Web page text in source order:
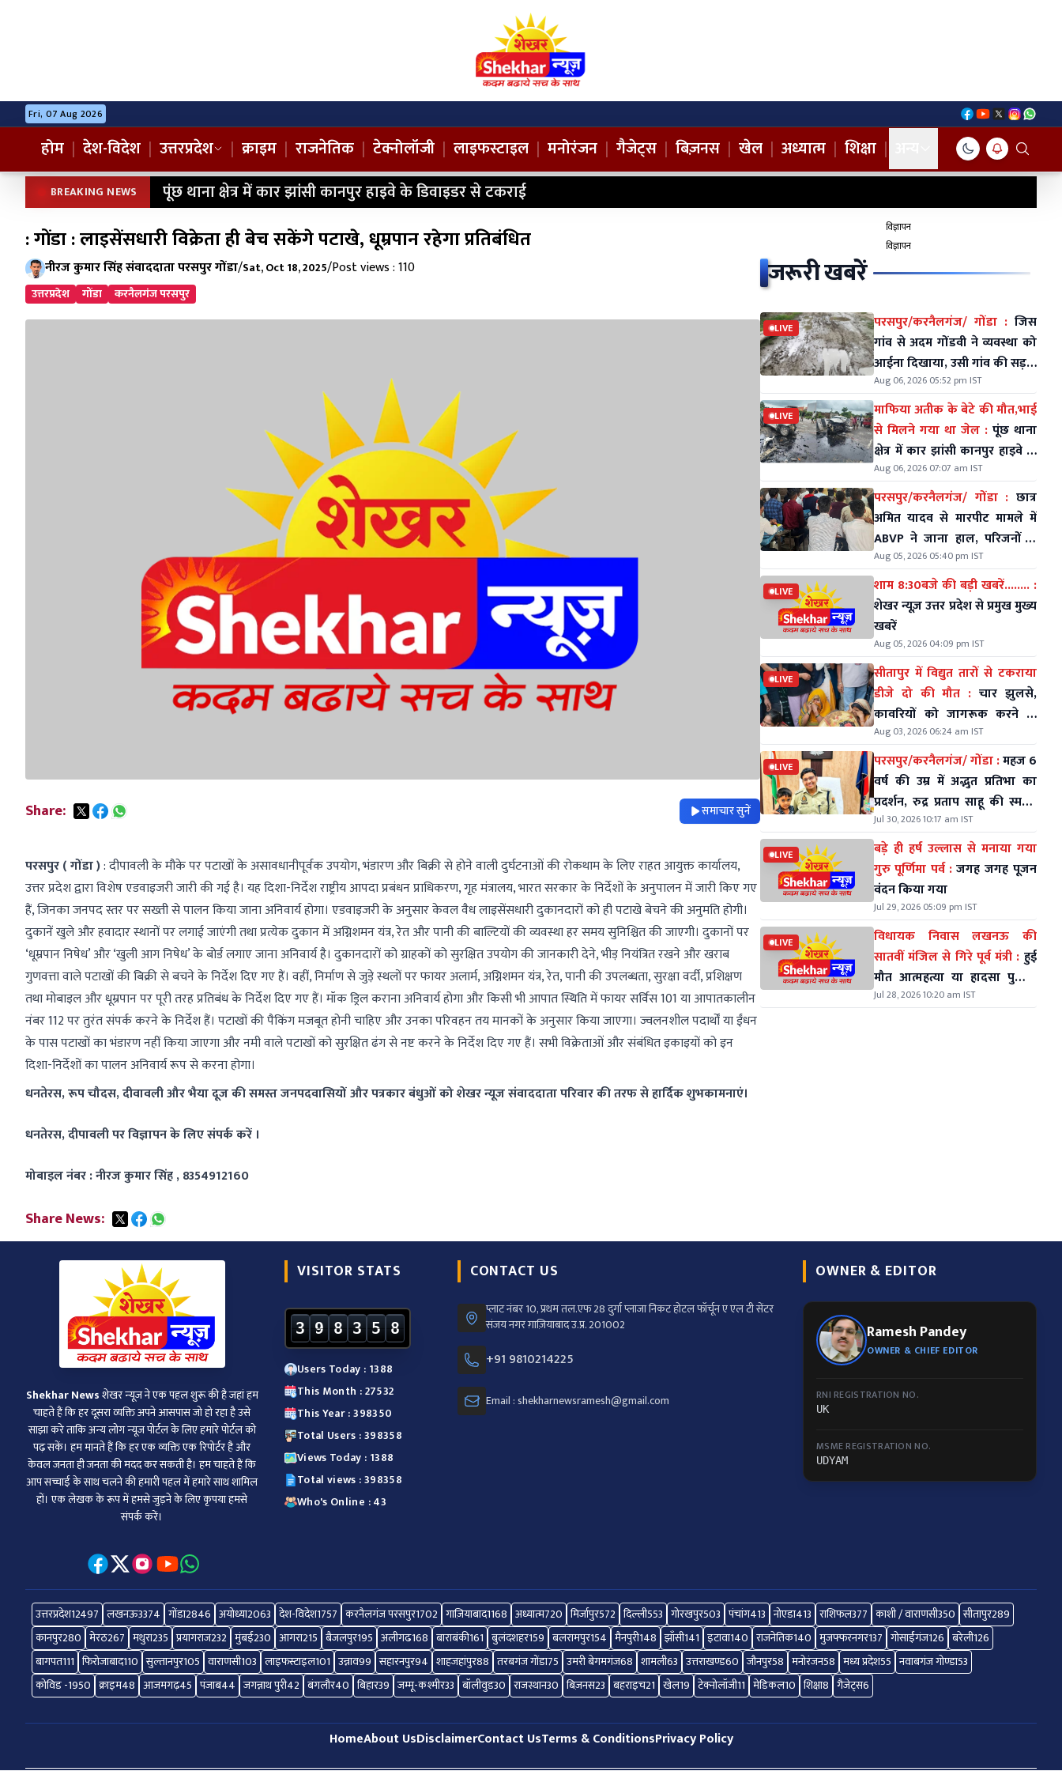
Fri, 07 Aug 2026
होम | देश-विदेश | उत्तरप्रदेश | क्राइम | राजनेतिक | टेक्नोलॉजी | लाइफस्टाइल | मनोरंजन | गैजेट्स | बिज़नस | खेल | अध्यात्म | शिक्षा |
BREAKING NEWS पूंछ थाना क्षेत्र में कार झांसी कानपुर हाइवे के डिवाइडर से टकराई
: गोंडा : लाइसेंसधारी विक्रेता ही बेच सकेंगे पटाखे, धूम्रपान रहेगा प्रतिबंधित
नीरज कुमार सिंह संवाददाता परसपुर गोंडा/Sat, Oct 18, 2025/Post views : 110
उत्तरप्रदेश गोंडा करनैलगंज परसपुर
Share: समाचार सुनें
परसपुर ( गोंडा ): दीपावली के मौके पर पटाखों के असावधानीपूर्वक उपयोग, भंडारण और बिक्री से होने वाली दुर्घटनाओं की रोकथाम के लिए राहत आयुक्त कार्यालय,
उत्तर प्रदेश द्वारा विशेष एडवाइजरी जारी की गई है। यह दिशा-निर्देश राष्ट्रीय आपदा प्रबंधन प्राधिकरण, गृह मंत्रालय, भारत सरकार के निर्देशों के अनुपालन में जारी किए गए
हैं, जिनका जनपद स्तर पर सख्ती से पालन किया जाना अनिवार्य होगा। एडवाइजरी के अनुसार केवल वैध लाइसेंसधारी दुकानदारों को ही पटाखे बेचने की अनुमति होगी।
दुकानें खुले और हवादार स्थानों पर लगाई जाएंगी तथा प्रत्येक दुकान में अग्निशमन यंत्र, रेत और पानी की बाल्टियों की व्यवस्था हर समय सुनिश्चित की जाएगी। दुकानों पर
‘धूम्रपान निषेध’ और ‘खुली आग निषेध’ के बोर्ड लगाए जाना अनिवार्य है। दुकानदारों को ग्राहकों को सुरक्षित उपयोग की जानकारी देने, भीड़ नियंत्रित रखने और खराब
गुणवत्ता वाले पटाखों की बिक्री से बचने के निर्देश दिए गए हैं। वहीं, निर्माण से जुड़े स्थलों पर फायर अलार्म, अग्निशमन यंत्र, रेत, पानी की उपलब्धता, सुरक्षा वर्दी, प्रशिक्षण
तथा मोबाइल और धूम्रपान पर पूरी तरह प्रतिबंध के निर्देश दिए गए हैं। मॉक ड्रिल कराना अनिवार्य होगा और किसी भी आपात स्थिति में फायर सर्विस 101 या आपातकालीन
नंबर 112 पर तुरंत संपर्क करने के निर्देश हैं। पटाखों की पैकिंग मजबूत होनी चाहिए और उनका परिवहन तय मानकों के अनुसार किया जाएगा। ज्वलनशील पदार्थों या ईंधन
के पास पटाखों का भंडारण नहीं किया जाएगा और नमी वाले पटाखों को सुरक्षित ढंग से नष्ट करने के निर्देश दिए गए हैं। सभी विक्रेताओं और संबंधित इकाइयों को इन
दिशा-निर्देशों का पालन अनिवार्य रूप से करना होगा।
धनतेरस, रूप चौदस, दीवावली और भैया दूज की समस्त जनपदवासियों और पत्रकार बंधुओं को शेखर न्यूज संवाददाता परिवार की तरफ से हार्दिक शुभकामनाएं।
धनतेरस, दीपावली पर विज्ञापन के लिए संपर्क करें ।
मोबाइल नंबर : नीरज कुमार सिंह , 8354912160
Share News:
विज्ञापन
विज्ञापन
जरूरी खबरें
LIVE परसपुर/करनैलगंज/ गोंडा : जिस
गांव से अदम गोंडवी ने व्यवस्था को
आईना दिखाया, उसी गांव की सड़कें
आज भी कीचड़ और गड्ढों में तब्दील
Aug 06, 2026 05:52 pm IST
LIVE
माफिया अतीक के बेटे की मौत,भाई
से मिलने गया था जेल : पूंछ थाना
क्षेत्र में कार झांसी कानपुर हाइवे के
डिवाइडर से टकराई
Aug 06, 2026 07:07 am IST
परसपुर/करनैलगंज/ गोंडा : छात्र
अमित यादव से मारपीट मामले में
ABVP ने जाना हाल, परिजनों से
की मुलाकात
Aug 05, 2026 05:40 pm IST
LIVE
शाम 8:30बजे की बड़ी खबरें........ :
शेखर न्यूज़ उत्तर प्रदेश से प्रमुख मुख्य
खबरें
Aug 05, 2026 04:09 pm IST
LIVE
सीतापुर में विद्युत तारों से टकराया
डीजे दो की मौत : चार झुलसे,
कावरियों को जागरूक करने के
लिए निकले थे
Aug 03, 2026 06:24 am IST
LIVE परसपुर/करनैलगंज/ गोंडा :महज 6
वर्ष की उम्र में अद्भुत प्रतिभा का
प्रदर्शन, रुद्र प्रताप साहू की स्मरण
शक्ति ने सभी को किया हैरान
Jul 30, 2026 10:17 am IST
LIVE
बड़े ही हर्ष उल्लास से मनाया गया
गुरु पूर्णिमा पर्व :जगह जगह पूजन
वंदन किया गया
Jul 29, 2026 05:09 pm IST
LIVE
विधायक निवास लखनऊ की
सातवीं मंजिल से गिरे पूर्व मंत्री : हुई
मौत आत्महत्या या हादसा पुलिस
कर रही जॉच
Jul 28, 2026 10:20 am IST
Shekhar Newsशेखर न्‍यूज ने एक पहल शुरू की है जहां हम
चाहते हैं कि हर दूसरा व्‍यक्ति अपने आसपास जो हो रहा है उसे
साझा करे ताकि अन्‍य लोग न्‍यूज पोर्टल के लिए हमारे पोर्टल को
पढ़ सकें। हम मानते हैं कि हर एक व्यक्ति एक रिपोर्टर है और
केवल जनता ही जनता की मदद कर सकती है। हम चाहते हैं कि
आप सच्चाई के साथ चलने की हमारी पहल में हमारे साथ शामिल
हों। एक लेखक के रूप में हमसे जुड़ने के लिए कृपया हमसे
संपर्क करें।
VISITOR STATS
3 9 8 3 5 8
Users Today : 1388
This Month : 27532
This Year : 398350
Total Users : 398358
Views Today : 1388
Total views : 398358
Who's Online : 43
CONTACT US
प्लाट नंबर 10, प्रथम तल.एफ 28 दुर्गा प्लाजा निकट होटल फॉर्चून ए एल टी सेंटर
संजय नगर ग़ाज़ियाबाद उ.प्र. 201002
+91 9810214225
Email : shekharnewsramesh@gmail.com
OWNER & EDITOR
Ramesh Pandey
OWNER & CHIEF EDITOR
RNI REGISTRATION NO.
UK
MSME REGISTRATION NO.
UDYAM
उत्तरप्रदेश12497 लखनऊ3374 गोंडा2846 अयोध्या2063 देश-विदेश1757 करनैलगंज परसपुर1702 गाज़ियाबाद1168 अध्यात्म720 मिर्जापुर572 दिल्ली553 गोरखपुर503 पंचांग413 नोएडा413 राशिफल377 काशी / वाराणसी350 सीतापुर289
कानपुर280 मेरठ267 मथुरा235 प्रयागराज232 मुंबई230 आगरा215 बैजलपुर195 अलीगढ168 बाराबंकी161 बुलंदशहर159 बलरामपुर154 मैनपुरी148 झाँसी141 इटावा140 राजनेतिक140 मुजफ्फरनगर137 गोसाईंगंज126 बरेली126
बागपत111 फिरोजाबाद110 सुल्तानपुर105 वाराणसी103 लाइफस्टाइल101 उन्नाव99 सहारनपुर94 शाहजहांपुर88 तरबगंज गोंडा75 उमरी बेगमगंज68 शामली63 उत्तराखण्ड60 जौनपुर58 मनोरंजन58 मध्य प्रदेश55 नवाबगंज गोण्डा53
कोविड -1950 क्राइम48 आजमगढ़45 पंजाब44 जगन्नाथ पुरी42 बंगलौर40 बिहार39 जम्मू-कश्मीर33 बॉलीवुड30 राजस्थान30 बिज़नस23 बहराइच21 खेल19 टेक्नोलॉजी11 मेडिकल10 शिक्षा8 गैजेट्स6
HomeAbout UsDisclaimerContact UsTerms & ConditionsPrivacy Policy